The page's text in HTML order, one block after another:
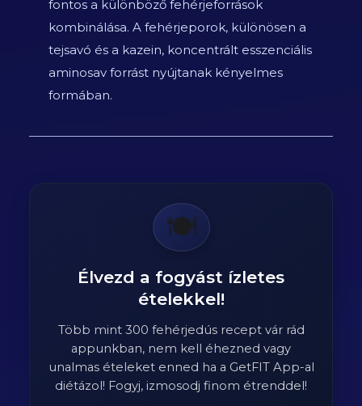
fontos a különböző fehérjeforrások
kombinálása. A fehérjeporok, különösen a
tejsavó és a kazein, koncentrált esszenciális
aminosav forrást nyújtanak kényelmes
formában.
🍽️
Élvezd a fogyást ízletes
ételekkel!
Több mint 300 fehérjedús recept vár rád
appunkban, nem kell éhezned vagy
unalmas ételeket enned ha a GetFIT App-al
diétázol! Fogyj, izmosodj finom étrenddel!